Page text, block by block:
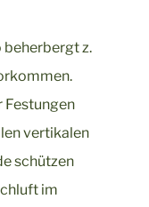
beherbergt z.
Festungen
vertikalen
schützen
im